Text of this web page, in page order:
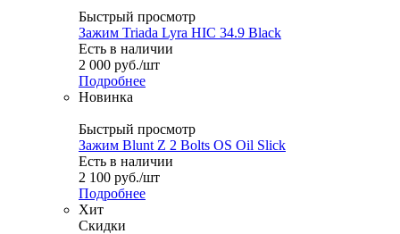
Быстрый просмотр
Зажим Triada Lyra HIC 34.9 Black
Есть в наличии
2 000 руб./шт
Подробнее
Новинка
Быстрый просмотр
Зажим Blunt Z 2 Bolts OS Oil Slick
Есть в наличии
2 100 руб./шт
Подробнее
Хит
Скидки